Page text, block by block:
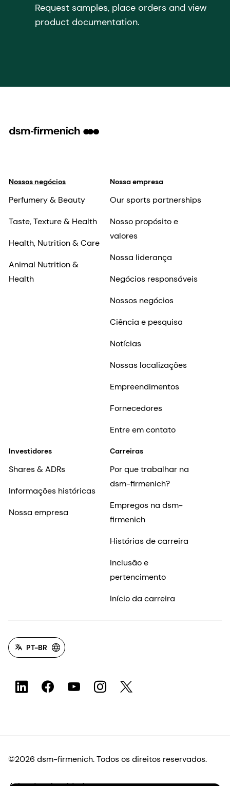
Request samples, place orders and view
product documentation.
Nossos negócios
Perfumery & Beauty
Taste, Texture & Health
Health, Nutrition & Care
Animal Nutrition &
Health
Nossa empresa
Our sports partnerships
Nosso propósito e
valores
Nossa liderança
Negócios responsáveis
Nossos negócios
Ciência e pesquisa
Notícias
Nossas localizações
Empreendimentos
Fornecedores
Entre em contato
Investidores
Shares & ADRs
Informações históricas
Nossa empresa
Carreiras
Por que trabalhar na
dsm-firmenich?
Empregos na dsm-
firmenich
Histórias de carreira
Inclusão e
pertencimento
Início da carreira
PT-BR
©2026 dsm-firmenich. Todos os direitos reservados.